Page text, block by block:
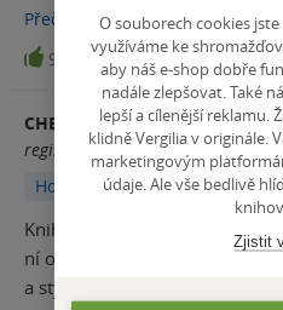
událost a osud tomu chce aby
hezky napsaný příběh, kniha
postavy se mi moc líbí,
se Liv hned snaží pomoci i
četla, zaskočilo mě jak lehce
právě prožívají. Na knihu jsem
ráda, že se ke mě dostala.
zvědavá jestli se ke mě
Přečíst více
9
CHELLI
registrovaný uživatel
Hodnoceno z aplikace
Knihu jsem přečetla jedním
ní odcházelo. Uvěřitelné
a styl psaní, který mi sedl.
O souborech cookies
využíváme ke
aby náš e-shop dobře
nadále zlepšovat. Také
lepší a cílenější reklamu.
klidně Vergilia v originále.
marketingovým
údaje. Ale vše bedlivě
Zjistit